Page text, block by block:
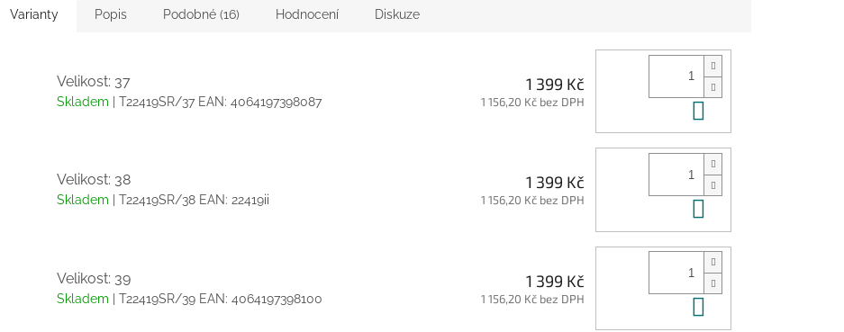
Varianty Popis Podobné (16) Hodnocení Diskuze
Velikost: 37
Skladem | T22419SR/37 EAN: 4064197398087
1 399 Kč
1 156,20 Kč bez DPH
Velikost: 38
Skladem | T22419SR/38 EAN: 22419ii
1 399 Kč
1 156,20 Kč bez DPH
Velikost: 39
Skladem | T22419SR/39 EAN: 4064197398100
1 399 Kč
1 156,20 Kč bez DPH